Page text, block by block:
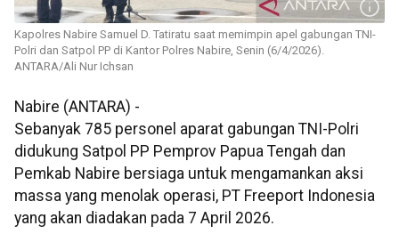
Kapolres Nabire Samuel D. Tatiratu saat memimpin apel gabungan TNI-
Polri dan Satpol PP di Kantor Polres Nabire, Senin (6/4/2026).
ANTARA/Ali Nur Ichsan
Nabire (ANTARA) -
Sebanyak 785 personel aparat gabungan TNI-Polri
didukung Satpol PP Pemprov Papua Tengah dan
Pemkab Nabire bersiaga untuk mengamankan aksi
massa yang menolak operasi, PT Freeport Indonesia
yang akan diadakan pada 7 April 2026.